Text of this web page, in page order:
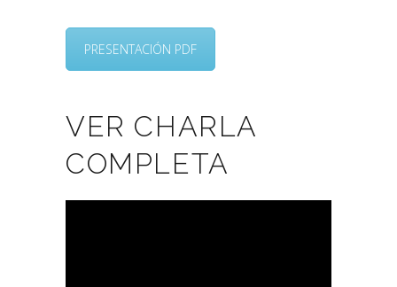
PRESENTACIÓN PDF
VER CHARLA
COMPLETA